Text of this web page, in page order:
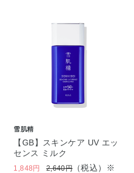
雪肌精
【GB】スキンケア UV エッ
センス ミルク
1,848円 2,640円 （税込）※